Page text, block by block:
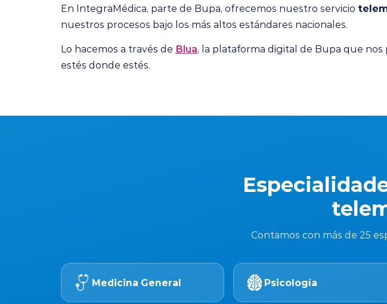
En IntegraMédica, parte de Bupa, ofrecemos nuestro servicio
nuestros procesos bajo los más altos estándares nacionales.
Lo hacemos a través de Blua, la plataforma digital de Bupa que
estés donde estés.
Contamos con más de 25
Medicina General Psicología